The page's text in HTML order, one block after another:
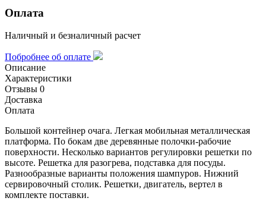
Оплата
Наличный и безналичный расчет
Побробнее об оплате
Описание
Характеристики
Отзывы 0
Доставка
Оплата
Большой контейнер очага. Легкая мобильная металлическая
платформа. По бокам две деревянные полочки-рабочие
поверхности. Несколько вариантов регулировки решетки по
высоте. Решетка для разогрева, подставка для посуды.
Разнообразные варианты положения шампуров. Нижний
сервировочный столик. Решетки, двигатель, вертел в
комплекте поставки.